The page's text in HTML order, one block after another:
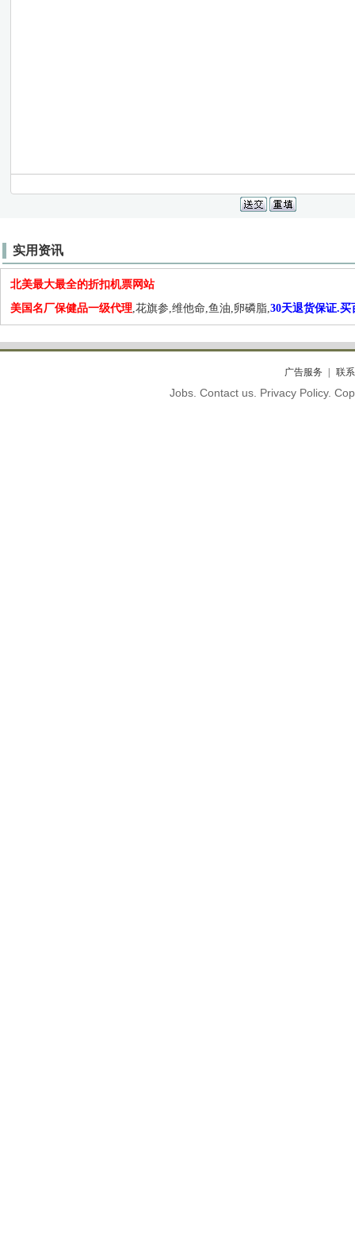
实用资讯
北美最大最全的折扣机票网站
美国名厂保健品一级代理,花旗参,维他命,鱼油,卵磷脂,30天退货保证.买
广告服务 联
Jobs. Contact us. Privacy Policy.